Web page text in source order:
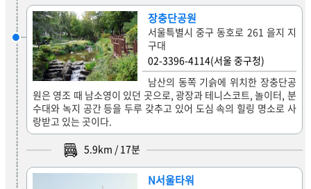
장충단공원
서울특별시 중구 동호로 261 을지 지
구대
02-3396-4114(서울 중구청)
남산의 동쪽 기슭에 위치한 장충단공
원은 영조 때 남소영이 있던 곳으로, 광장과 테니스코트, 놀이터, 분
수대와 녹지 공간 등을 두루 갖추고 있어 도심 속의 힐링 명소로 사
랑받고 있는 곳이다.
5.9km / 17분
N서울타워